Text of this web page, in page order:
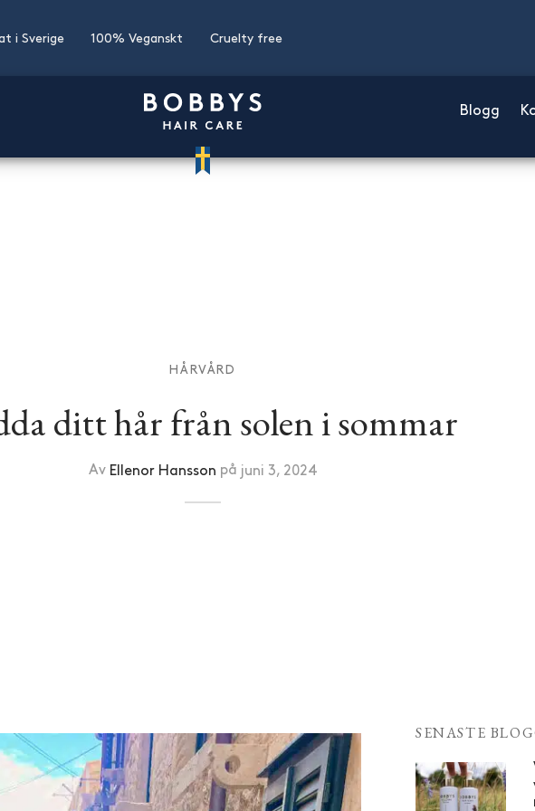
i Sverige 100% Veganskt Cruelty free
Blogg
HÅRVÅRD
ditt hår från solen i sommar
Av Ellenor Hansson på juni 3, 2024
SENASTE